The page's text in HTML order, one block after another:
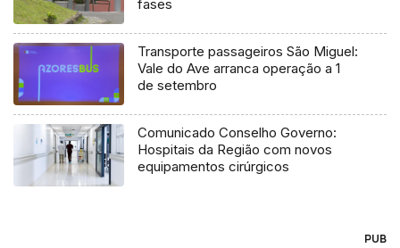
fases
Transporte passageiros São Miguel:
Vale do Ave arranca operação a 1
de setembro
Comunicado Conselho Governo:
Hospitais da Região com novos
equipamentos cirúrgicos
PUB